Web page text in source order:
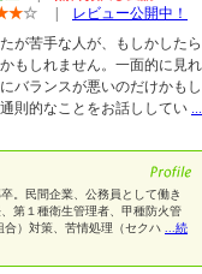
★☆
レビュー公開中！
が苦手な人が、もしかしたら
もしれません。一面的に見れ
バランスが悪いのだけかもし
則的なことをお話ししてい ...
。民間企業、公務員として働き
第１種衛生管理者、甲種防火管
）対策、苦情処理（セクハ
...続